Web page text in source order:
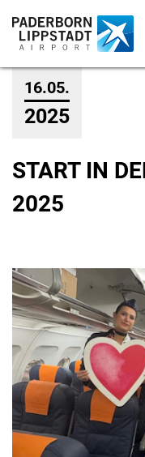
16.05.
2025
START IN
2025